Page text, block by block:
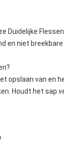
Duidelijke
en niet
opslaan van en
Houdt het sap